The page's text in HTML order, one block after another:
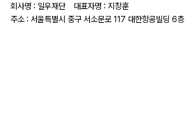
회사명 : 일우재단 대표자명 : 지창훈
주소 : 서울특별시 중구 서소문로 117 대한항공빌딩 6층